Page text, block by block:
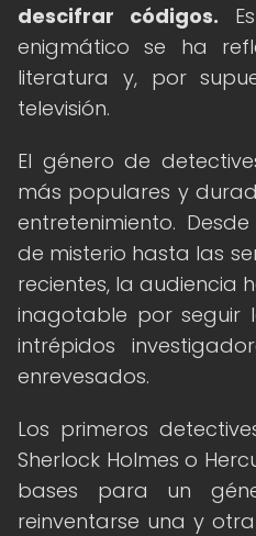
descifrar códigos.
enigmático se ha
literatura y, por
televisión.
El género de
más populares y
entretenimiento.
de misterio hasta las
recientes, la audiencia
inagotable por seguir
intrépidos
enrevesados.
Los primeros
Sherlock Holmes o
bases para un
reinventarse una y